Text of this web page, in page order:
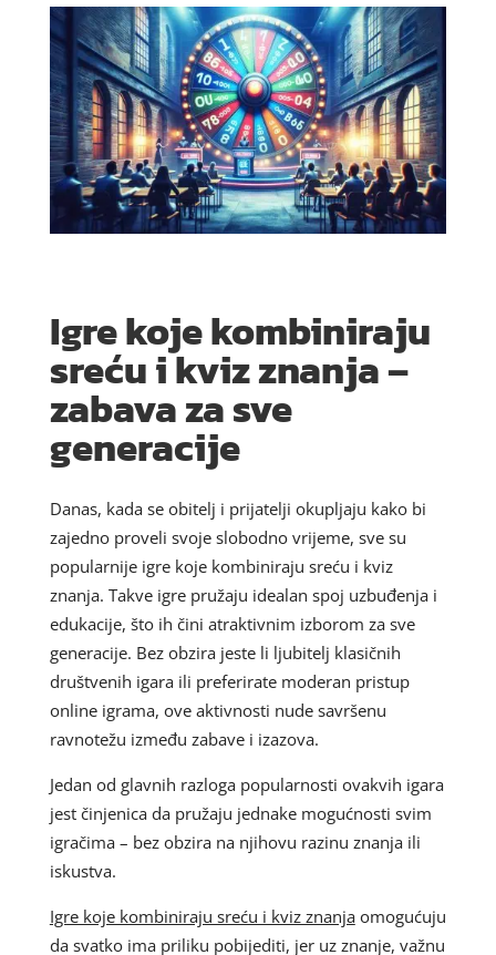
Igre koje kombiniraju
sreću i kviz znanja –
zabava za sve
generacije
Danas, kada se obitelj i prijatelji okupljaju kako bi
zajedno proveli svoje slobodno vrijeme, sve su
popularnije igre koje kombiniraju sreću i kviz
znanja. Takve igre pružaju idealan spoj uzbuđenja i
edukacije, što ih čini atraktivnim izborom za sve
generacije. Bez obzira jeste li ljubitelj klasičnih
društvenih igara ili preferirate moderan pristup
online igrama, ove aktivnosti nude savršenu
ravnotežu između zabave i izazova.
Jedan od glavnih razloga popularnosti ovakvih igara
jest činjenica da pružaju jednake mogućnosti svim
igračima – bez obzira na njihovu razinu znanja ili
iskustva.
Igre koje kombiniraju sreću i kviz znanjaomogućuju
da svatko ima priliku pobijediti, jer uz znanje, važnu